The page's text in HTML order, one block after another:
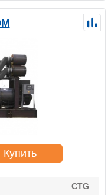
Купить
CTG